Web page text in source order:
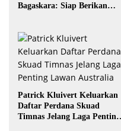
Bagaskara: Siap Berikan
Patrick Kluivert Keluarkan
Daftar Perdana Skuad
Timnas Jelang Laga Penting